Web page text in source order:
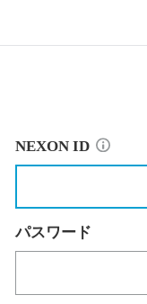
NEXON ID
パスワード